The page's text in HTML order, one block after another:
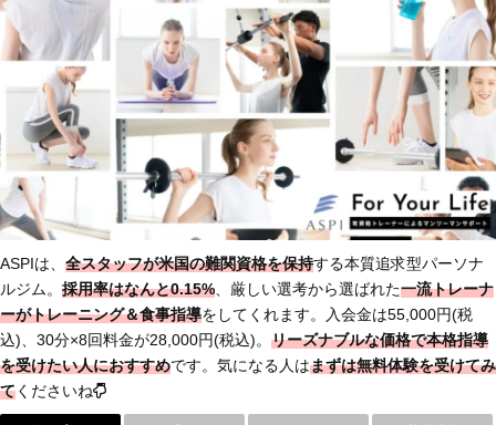
ASPIは、 全スタッフが米国の難関資格を保持する本質追求型パーソナ
ルジム。 採用率はなんと0.15% 、厳しい選考から選ばれた一流トレーナ
ーがトレーニング＆食事指導をしてくれます。入会金は55,000円(税
込)、30分×8回料金が28,000円(税込)。 リーズナブルな価格で本格指導
を受けたい人におすすめです。気になる人はまずは無料体験を受けてみ
てくださいね